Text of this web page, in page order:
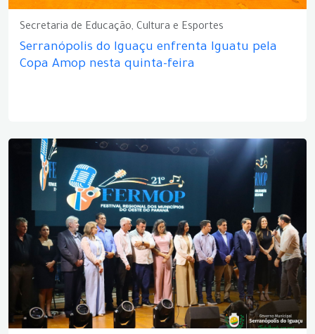
Secretaria de Educação, Cultura e Esportes
Serranópolis do Iguaçu enfrenta Iguatu pela
Copa Amop nesta quinta-feira